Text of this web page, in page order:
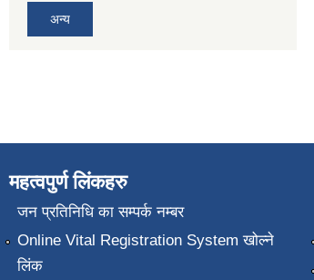
अन्य
महत्वपुर्ण लिंकहरु
जन प्रतिनिधि का सम्पर्क नम्बर
Online Vital Registration System खोल्ने
लिंक